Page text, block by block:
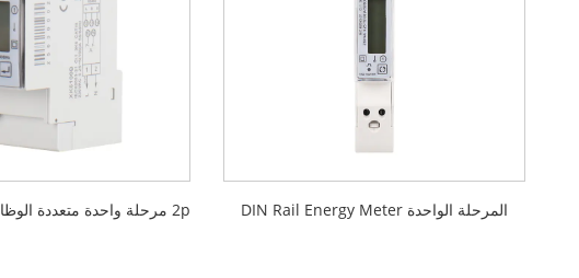
المرحلة الواحدة DIN Rail Energy Meter